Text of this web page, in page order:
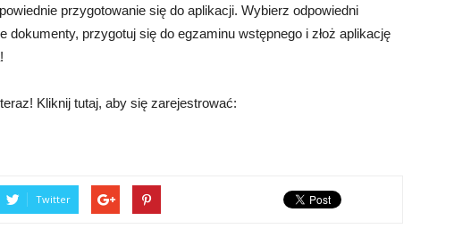
przygotowanie się do aplikacji. Wybierz odpowiedni
dokumenty, przygotuj się do egzaminu wstępnego i złoż aplikację
Kliknij tutaj, aby się zarejestrować:
Twitter